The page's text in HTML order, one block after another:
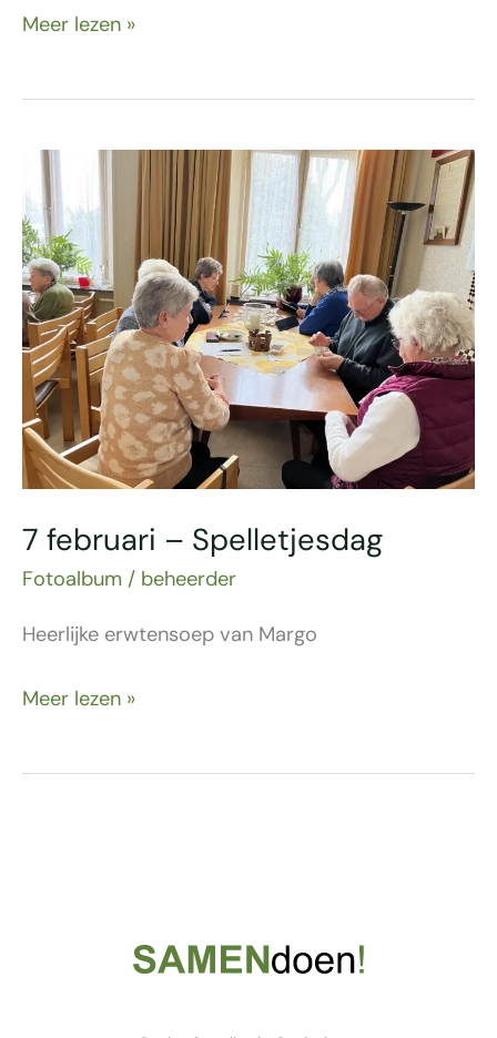
Meer lezen »
7 februari – Spelletjesdag
Fotoalbum / beheerder
Heerlijke erwtensoep van Margo
februari
–
Spelletjesdag
Meer lezen »